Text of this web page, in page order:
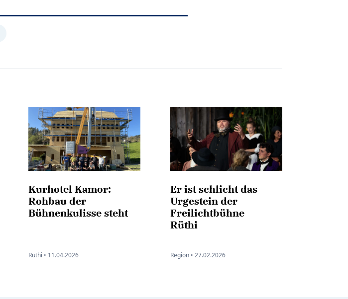
Kurhotel Kamor:
Rohbau der
Bühnenkulisse steht
Rüthi • 11.04.2026
Er ist schlicht das
Urgestein der
Freilichtbühne
Rüthi
Region • 27.02.2026